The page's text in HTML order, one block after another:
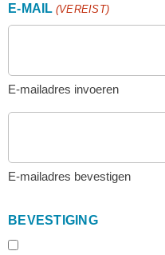
E-MAIL (VEREIST)
E-mailadres invoeren
E-mailadres bevestigen
BEVESTIGING